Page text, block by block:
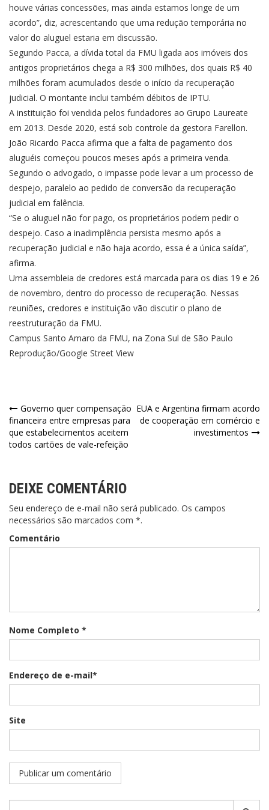
houve várias concessões, mas ainda estamos longe de um
acordo”, diz, acrescentando que uma redução temporária no
valor do aluguel estaria em discussão.
Segundo Pacca, a dívida total da FMU ligada aos imóveis dos
antigos proprietários chega a R$ 300 milhões, dos quais R$ 40
milhões foram acumulados desde o início da recuperação
judicial. O montante inclui também débitos de IPTU.
A instituição foi vendida pelos fundadores ao Grupo Laureate
em 2013. Desde 2020, está sob controle da gestora Farellon.
João Ricardo Pacca afirma que a falta de pagamento dos
aluguéis começou poucos meses após a primeira venda.
Segundo o advogado, o impasse pode levar a um processo de
despejo, paralelo ao pedido de conversão da recuperação
judicial em falência.
“Se o aluguel não for pago, os proprietários podem pedir o
despejo. Caso a inadimplência persista mesmo após a
recuperação judicial e não haja acordo, essa é a única saída”,
afirma.
Uma assembleia de credores está marcada para os dias 19 e 26
de novembro, dentro do processo de recuperação. Nessas
reuniões, credores e instituição vão discutir o plano de
reestruturação da FMU.
Campus Santo Amaro da FMU, na Zona Sul de São Paulo
Reprodução/Google Street View
Navegação
de
Post
Governo quer compensação
financeira entre empresas para
que estabelecimentos aceitem
todos cartões de vale-refeição
EUA e Argentina firmam acordo
de cooperação em comércio e
investimentos
DEIXE COMENTÁRIO
Seu endereço de e-mail não será publicado. Os campos
necessários são marcados com *.
Comentário
Nome Completo *
Endereço de e-mail*
Site